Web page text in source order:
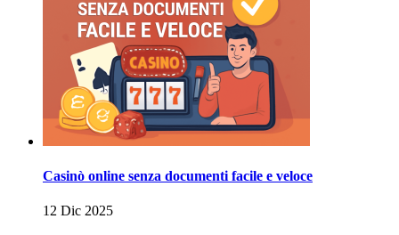
Casinò online senza documenti facile e veloce
12 Dic 2025